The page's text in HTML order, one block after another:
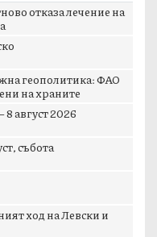
отказа лечение на
геополитика: ФАО
на храните
8 август 2026
събота
ход на Левски и